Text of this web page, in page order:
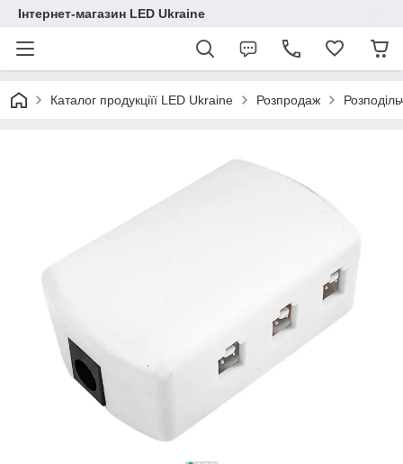
Інтернет-магазин LED Ukraine
Каталог продукціїї LED Ukraine Розпродаж